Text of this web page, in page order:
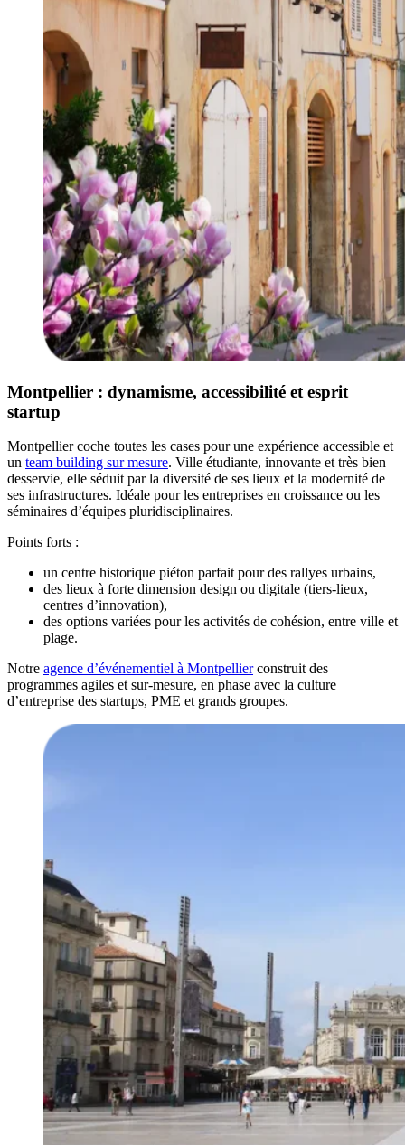
Montpellier : dynamisme, accessibilité et esprit
startup
Montpellier coche toutes les cases pour une expérience accessible et
un team building sur mesure. Ville étudiante, innovante et très bien
desservie, elle séduit par la diversité de ses lieux et la modernité de
ses infrastructures. Idéale pour les entreprises en croissance ou les
séminaires d’équipes pluridisciplinaires.
Points forts :
un centre historique piéton parfait pour des rallyes urbains,
des lieux à forte dimension design ou digitale (tiers-lieux,
centres d’innovation),
des options variées pour les activités de cohésion, entre ville et
plage.
Notre agence d’événementiel à Montpellierconstruit des
programmes agiles et sur-mesure, en phase avec la culture
d’entreprise des startups, PME et grands groupes.